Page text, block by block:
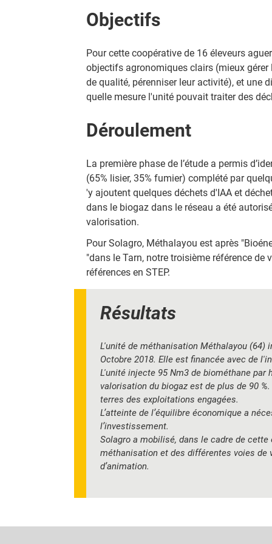
Objectifs
Pour cette coopérative de 16 éleveurs
objectifs agronomiques clairs (mieux
de qualité, pérenniser leur activité), et une
quelle mesure l'unité pouvait traiter des
Déroulement
La première phase de l’étude a permis
(65% lisier, 35% fumier) complété par
'y ajoutent quelques déchets d'IAA et
dans le biogaz dans le réseau a été
valorisation.
Pour Solagro, Méthalayou est après
"dans le Tarn, notre troisième référence
références en STEP.
Résultats
L'unité de méthanisation Méthalayou (64)
Octobre 2018. Elle est financée avec de
L'unité injecte 95 Nm3 de biométhane par
valorisation du biogaz est de plus de 90
terres des exploitations engagées.
L’atteinte de l’équilibre économique a
l’investissement.
Solagro a mobilisé, dans le cadre de
méthanisation et des différentes voies
d’animation.